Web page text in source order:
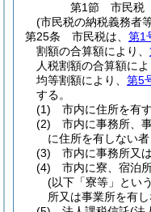
第1節
市民税
(市民税の納税義務者
第25条
市民税は、 第1
割額の合算額により、
人税割額の合算額によ
均等割額により、 第5
する。
(1)
市内に住所を有
(2)
市内に事務所、
に住所を有しない者
(3)
市内に事務所又
(4)
市内に寮、宿泊
(以下「寮等」とい
所又は事業所を有